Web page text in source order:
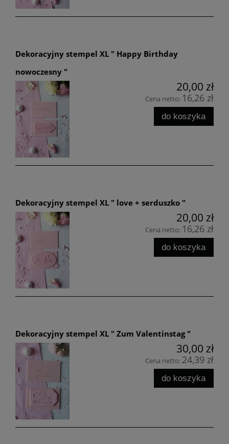
Dekoracyjny stempel XL " Happy Birthday
nowoczesny "
20,00 zł
Cena netto: 16,26 zł
do koszyka
Dekoracyjny stempel XL " love + serduszko "
20,00 zł
Cena netto: 16,26 zł
do koszyka
Dekoracyjny stempel XL " Zum Valentinstag "
30,00 zł
Cena netto: 24,39 zł
do koszyka